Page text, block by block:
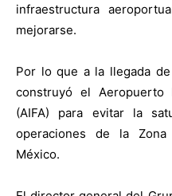
infraestructura
mejorarse.
Por lo que a la llegada
construyó el Aeropuerto
(AIFA) para evitar la
operaciones de la
México.